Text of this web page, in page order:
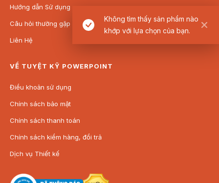
Không tìm thấy sản phẩm nào
khớp với lựa chọn của bạn.
Hướng dẫn Sử dụng
Câu hỏi thường gặp
Liên Hệ
VỀ TUYỆT KỸ POWERPOINT
Điều khoản sử dụng
Chính sách bảo mật
Chính sách thanh toán
Chính sách kiểm hàng, đổi trả
Dịch vụ Thiết kế